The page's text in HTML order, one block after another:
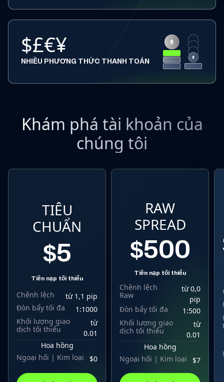
$£€¥
NHIỀU PHƯƠNG THỨC THANH TOÁN
Khám phá tài khoản của
chúng tôi
TIÊU
CHUẨN
$5
Tiền nạp tối thiểu
Chênh lệch
từ 1,1 pip
Đòn bẩy tối đa
1:1000
Khối lượng giao
dịch tối thiểu
từ
0.01
Hoa hồng
Ngoại hối | Kim loại
$0
RAW
SPREAD
$500
Tiền nạp tối thiểu
Chênh lệch
Raw
từ 0,0
pip
Đòn bẩy tối đa
1:500
Khối lượng giao
dịch tối thiểu
từ
0.01
Hoa hồng
Ngoại hối | Kim loại
$7